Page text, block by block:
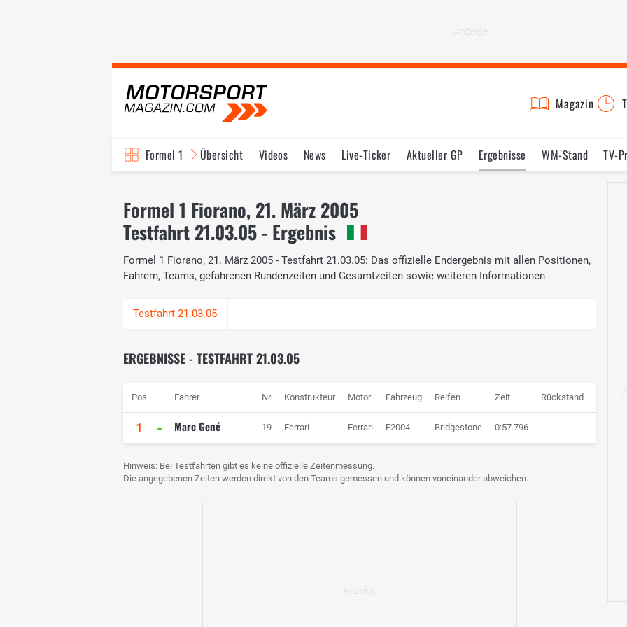
Magazin
Formel 1 Übersicht Videos News Live-Ticker Aktueller GP Ergebnisse WM-Stand
TV-
Formel 1 Fiorano, 21. März 2005
Testfahrt 21.03.05 - Ergebnis
Formel 1 Fiorano, 21. März 2005 - Testfahrt 21.03.05: Das offizielle Endergebnis mit allen Positionen,
Fahrern, Teams, gefahrenen Rundenzeiten und Gesamtzeiten sowie weiteren Informationen
ERGEBNISSE - TESTFAHRT 21.03.05
Pos Fahrer Nr Konstrukteur Motor Fahrzeug Reifen Zeit Rückstand
1 Marc Gené 19 Ferrari Ferrari F2004 Bridgestone 0:57.796
Hinweis: Bei Testfahrten gibt es keine offizielle Zeitenmessung.
Die angegebenen Zeiten werden direkt von den Teams gemessen und können voneinander abweichen.